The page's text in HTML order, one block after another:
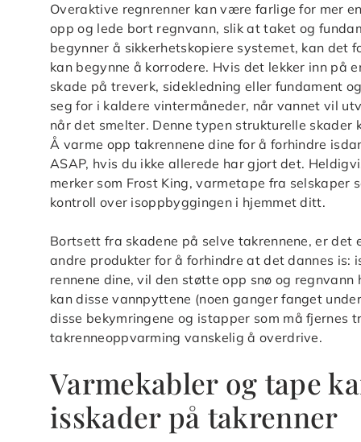
Overaktive regnrenner kan være farlige for mer
opp og lede bort regnvann, slik at taket og
begynner å sikkerhetskopiere systemet, kan det
kan begynne å korrodere. Hvis det lekker inn
skade på treverk, sidekledning eller fundament
seg for i kaldere vintermåneder, når vannet vil
når det smelter. Denne typen strukturelle
Å varme opp takrennene dine for å forhindre
ASAP, hvis du ikke allerede har gjort det.
merker som Frost King, varmetape fra
kontroll over isoppbyggingen i hjemmet ditt.
Bortsett fra skadene på selve takrennene, er
andre produkter for å forhindre at det dannes is:
rennene dine, vil den støtte opp snø og
kan disse vannpyttene (noen ganger fanget
disse bekymringene og istapper som må
takrenneoppvarming vanskelig å overdrive.
Varmekabler og tape
isskader på takrenner